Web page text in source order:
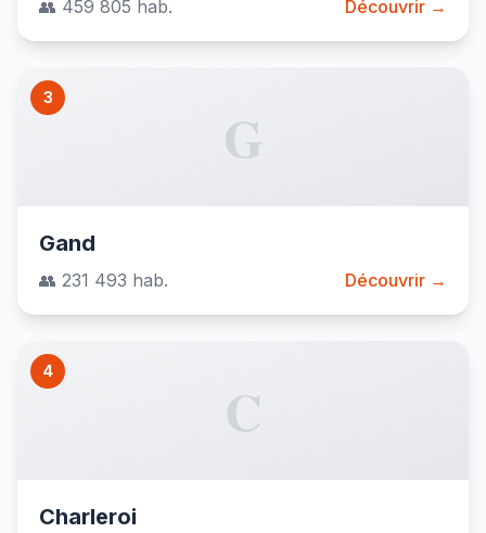
👥 459 805 hab. Découvrir →
3
G
Gand
👥 231 493 hab. Découvrir →
4
C
Charleroi